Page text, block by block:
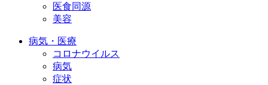
医食同源
美容
病気・医療
コロナウイルス
病気
症状